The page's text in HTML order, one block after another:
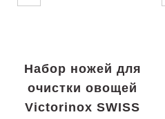
Набор ножей для
очистки овощей
Victorinox SWISS